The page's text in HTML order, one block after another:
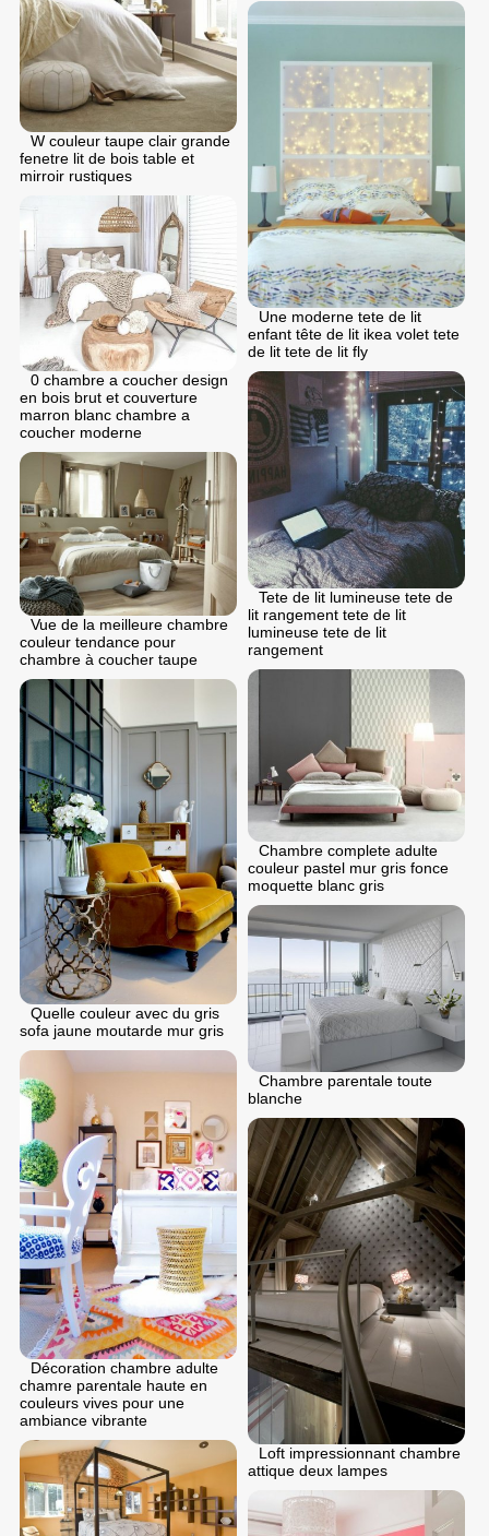
W couleur taupe clair grande
fenetre lit de bois table et
mirroir rustiques
Une moderne tete de lit
enfant tête de lit ikea volet tete
de lit tete de lit fly
0 chambre a coucher design
en bois brut et couverture
marron blanc chambre a
coucher moderne
Tete de lit lumineuse tete de
lit rangement tete de lit
lumineuse tete de lit
rangement
Vue de la meilleure chambre
couleur tendance pour
chambre à coucher taupe
Chambre complete adulte
couleur pastel mur gris fonce
moquette blanc gris
Quelle couleur avec du gris
sofa jaune moutarde mur gris
Chambre parentale toute
blanche
Décoration chambre adulte
chamre parentale haute en
couleurs vives pour une
ambiance vibrante
Loft impressionnant chambre
attique deux lampes